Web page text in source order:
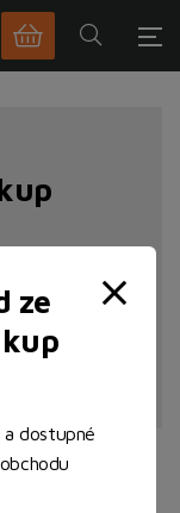
Víno
ze
dostupné